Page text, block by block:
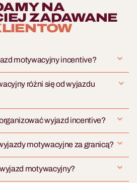
NA
ZADAWANE
motywacyjny incentive?
różni się od wyjazdu
wyjazd incentive?
motywacyjne za granicą?
motywacyjny?